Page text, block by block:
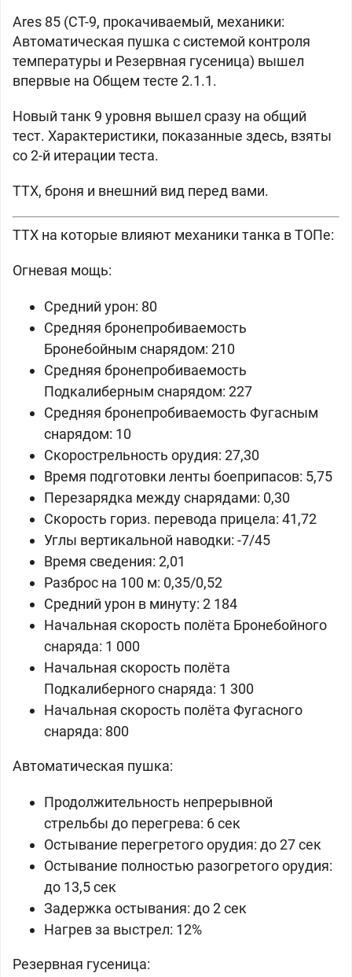
Ares 85 (СТ-9, прокачиваемый, механики:
Автоматическая пушка с системой контроля
температуры и Резервная гусеница) вышел
впервые на Общем тесте 2.1.1.
Новый танк 9 уровня вышел сразу на общий
тест. Характеристики, показанные здесь, взяты
со 2-й итерации теста.
ТТХ, броня и внешний вид перед вами.
ТТХ на которые влияют механики танка в ТОПе:
Огневая мощь:
Средний урон: 80
Средняя бронепробиваемость
Бронебойным снарядом: 210
Средняя бронепробиваемость
Подкалиберным снарядом: 227
Средняя бронепробиваемость Фугасным
снарядом: 10
Скорострельность орудия: 27,30
Время подготовки ленты боеприпасов: 5,75
Перезарядка между снарядами: 0,30
Скорость гориз. перевода прицела: 41,72
Углы вертикальной наводки: -7/45
Время сведения: 2,01
Разброс на 100 м: 0,35/0,52
Средний урон в минуту: 2 184
Начальная скорость полёта Бронебойного
снаряда: 1 000
Начальная скорость полёта
Подкалиберного снаряда: 1 300
Начальная скорость полёта Фугасного
снаряда: 800
Автоматическая пушка:
Продолжительность непрерывной
стрельбы до перегрева: 6 сек
Остывание перегретого орудия: до 27 сек
Остывание полностью разогретого орудия:
до 13,5 сек
Задержка остывания: до 2 сек
Нагрев за выстрел: 12%
Резервная гусеница: